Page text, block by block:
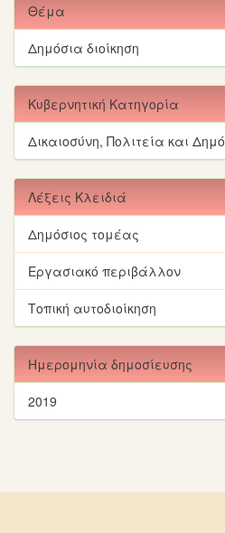
Θέμα
Δημόσια διοίκηση
Κυβερνητική Κατηγορία
Δικαιοσύνη, Πολιτεία και
Λέξεις Κλειδιά
Δημόσιος τομέας
Εργασιακό περιβάλλον
Τοπική αυτοδιοίκηση
Ημερομηνία δημοσίευσης
2019